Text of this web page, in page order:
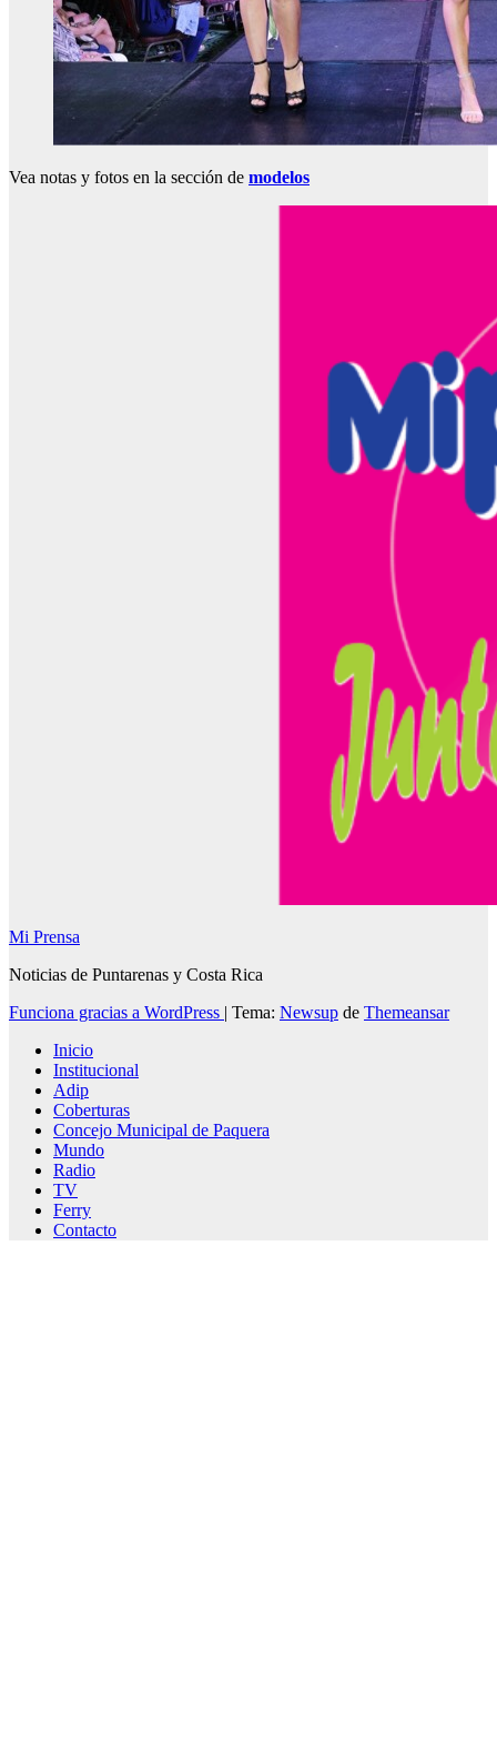
Vea notas y fotos en la sección de modelos
Mi Prensa
Noticias de Puntarenas y Costa Rica
Funciona gracias a WordPress | Tema: Newsup de Themeansar
Inicio
Institucional
Adip
Coberturas
Concejo Municipal de Paquera
Mundo
Radio
TV
Ferry
Contacto